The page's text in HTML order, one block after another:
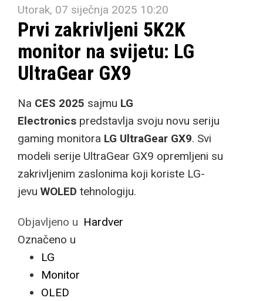
Utorak, 07 siječnja 2025 10:20
Prvi zakrivljeni 5K2K
monitor na svijetu: LG
UltraGear GX9
Na CES 2025 sajmu LG
Electronics predstavlja svoju novu seriju
gaming monitora LG UltraGear GX9. Svi
modeli serije UltraGear GX9 opremljeni su
zakrivljenim zaslonima koji koriste LG-
jevu WOLED tehnologiju.
Objavljeno u Hardver
Označeno u
LG
Monitor
OLED